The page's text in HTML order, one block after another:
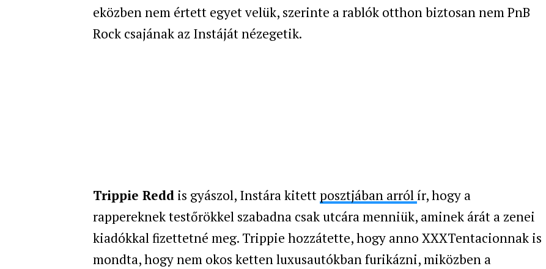
eközben nem értett egyet velük, szerinte a rablók otthon biztosan nem PnB
Rock csajának az Instáját nézegetik.
Trippie Redd is gyászol, Instára kitettposztjában arrólír, hogy a
rappereknek testőrökkel szabadna csak utcára menniük, aminek árát a zenei
kiadókkal fizettetné meg. Trippie hozzátette, hogy anno XXXTentacionnak is
mondta, hogy nem okos ketten luxusautókban furikázni, miközben a